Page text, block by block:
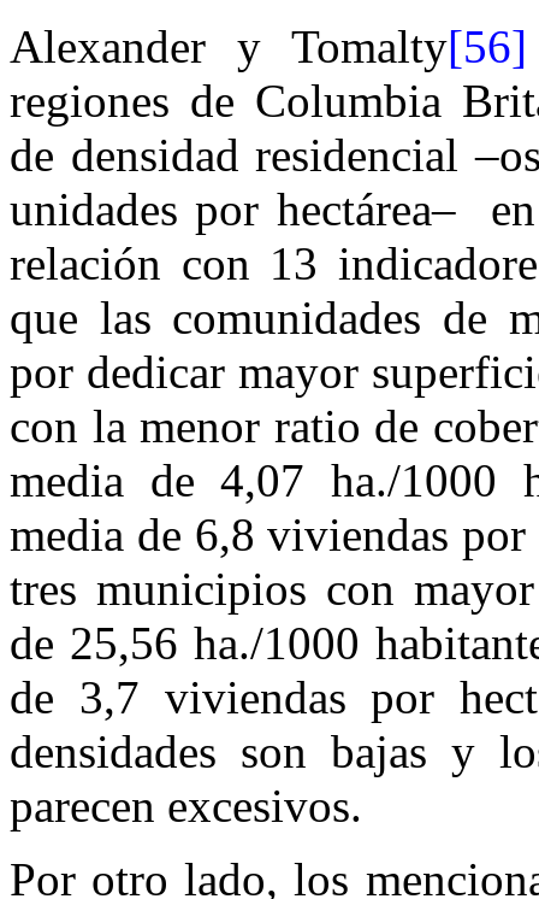
Alexander y Tomalty[56]
regiones de Columbia
de densidad residencial
unidades por hectárea–
relación con 13
que las comunidades de
por dedicar mayor
con la menor ratio de
media de 4,07 ha./1000
media de 6,8 viviendas
tres municipios con
de 25,56 ha./1000
de 3,7 viviendas por
densidades son bajas y
parecen excesivos.
Por otro lado, los